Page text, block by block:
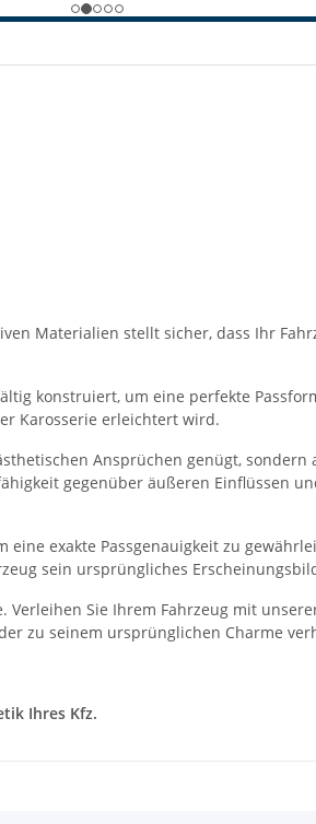
Materialien stellt sicher, dass Ihr
konstruiert, um eine perfekte
Karosserie erleichtert wird.
Ansprüchen genügt, sondern
gegenüber äußeren Einflüssen
exakte Passgenauigkeit zu
sein ursprüngliches
Verleihen Sie Ihrem Fahrzeug mit
zu seinem ursprünglichen Charme
Ihres Kfz.